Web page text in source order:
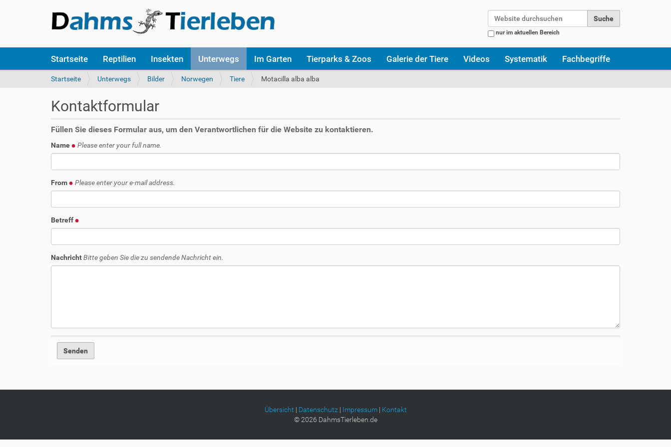
nur im aktuellen Bereich
k
Startseite Reptilien Insekten Unterwegs Im Garten Tierparks & Zoos Galerie der Tiere Videos Systematik Fachbegriffe
S
s
i
n
h
e
Startseite Unterwegs Bilder Norwegen Tiere Motacilla alba alba
Kontaktformular
Füllen Sie dieses Formular aus, um den Verantwortlichen für die Website zu kontaktieren.
Name Please enter your full name.
From Please enter your e-mail address.
Betreff
NachrichtBitte geben Sie die zu sendende Nachricht ein.
Übersicht | Datenschutz | Impressum| Kontakt
©2026 DahmsTierleben.de